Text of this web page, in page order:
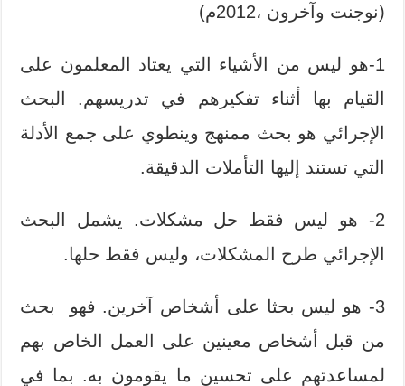
(نوجنت وآخرون ،2012م)
1-هو ليس من الأشياء التي يعتاد المعلمون على
القيام بها أثناء تفكيرهم في تدريسهم. البحث
الإجرائي هو بحث ممنهج وينطوي على جمع الأدلة
التي تستند إليها التأملات الدقيقة.
2- هو ليس فقط حل مشكلات. يشمل البحث
الإجرائي طرح المشكلات، وليس فقط حلها.
3- هو ليس بحثا على أشخاص آخرين. فهو
بحث
من قبل أشخاص معينين على العمل الخاص بهم
لمساعدتهم على تحسين ما يقومون به. بما في